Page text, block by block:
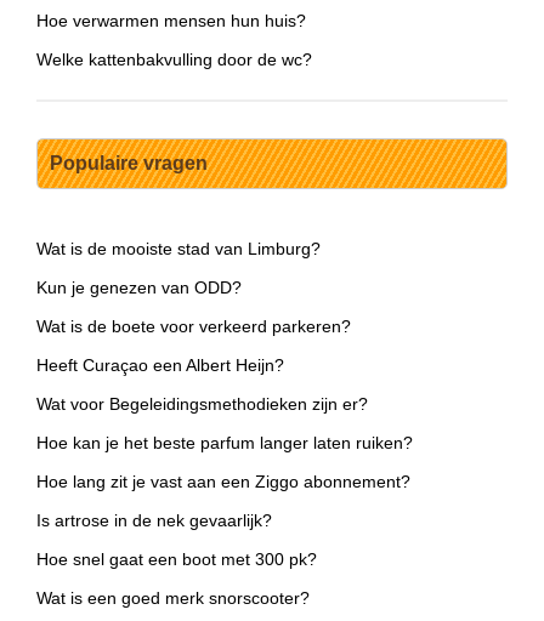
Hoe verwarmen mensen hun huis?
Welke kattenbakvulling door de wc?
Populaire vragen
Wat is de mooiste stad van Limburg?
Kun je genezen van ODD?
Wat is de boete voor verkeerd parkeren?
Heeft Curaçao een Albert Heijn?
Wat voor Begeleidingsmethodieken zijn er?
Hoe kan je het beste parfum langer laten ruiken?
Hoe lang zit je vast aan een Ziggo abonnement?
Is artrose in de nek gevaarlijk?
Hoe snel gaat een boot met 300 pk?
Wat is een goed merk snorscooter?